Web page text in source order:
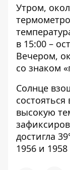
Утром,
в 15:00 –
Вечером,
со знаком
Солнце
высокую
достигла
1956 и